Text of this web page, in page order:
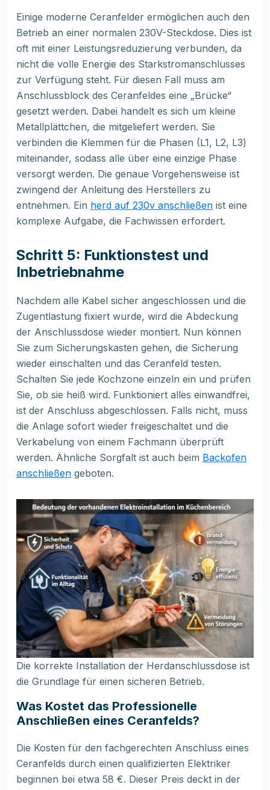
Einige moderne Ceranfelder ermöglichen auch den
Betrieb an einer normalen 230V-Steckdose. Dies ist
oft mit einer Leistungsreduzierung verbunden, da
nicht die volle Energie des Starkstromanschlusses
zur Verfügung steht. Für diesen Fall muss am
Anschlussblock des Ceranfeldes eine „Brücke“
gesetzt werden. Dabei handelt es sich um kleine
Metallplättchen, die mitgeliefert werden. Sie
verbinden die Klemmen für die Phasen (L1, L2, L3)
miteinander, sodass alle über eine einzige Phase
versorgt werden. Die genaue Vorgehensweise ist
zwingend der Anleitung des Herstellers zu
entnehmen. Ein herd auf 230v anschließen ist eine
komplexe Aufgabe, die Fachwissen erfordert.
Schritt 5: Funktionstest und
Inbetriebnahme
Nachdem alle Kabel sicher angeschlossen und die
Zugentlastung fixiert wurde, wird die Abdeckung
der Anschlussdose wieder montiert. Nun können
Sie zum Sicherungskasten gehen, die Sicherung
wieder einschalten und das Ceranfeld testen.
Schalten Sie jede Kochzone einzeln ein und prüfen
Sie, ob sie heiß wird. Funktioniert alles einwandfrei,
ist der Anschluss abgeschlossen. Falls nicht, muss
die Anlage sofort wieder freigeschaltet und die
Verkabelung von einem Fachmann überprüft
werden. Ähnliche Sorgfalt ist auch beim Backofen
anschließen geboten.
Die korrekte Installation der Herdanschlussdose ist
die Grundlage für einen sicheren Betrieb.
Was Kostet das Professionelle
Anschließen eines Ceranfelds?
Die Kosten für den fachgerechten Anschluss eines
Ceranfelds durch einen qualifizierten Elektriker
beginnen bei etwa 58 €. Dieser Preis deckt in der